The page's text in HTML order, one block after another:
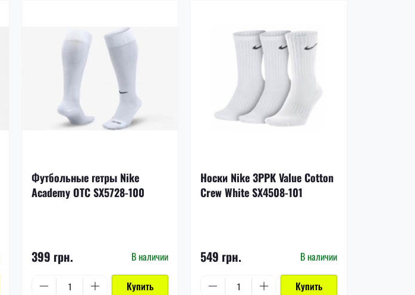
Футбольные гетры Nike
Academy OTC SX5728-100
399 грн. В наличии
Купить
Носки Nike 3PPK Value Cotton
Crew White SX4508-101
549 грн. В наличии
Купить